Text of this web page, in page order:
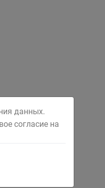
данных.
согласие на